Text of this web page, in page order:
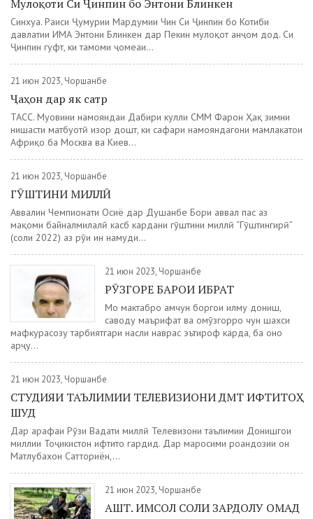
Мулоқоти Си Ҷинпин бо Энтони Блинкен
Синхуа. Раиси Ҷумҳурии Мардумии Чин Си Ҷинпин бо Котиби
давлатии ИМА Энтони Блинкен дар Пекин мулоқот анҷом дод. Си
Ҷинпин гуфт, ки тамоми ҷомеаи...
21 июн 2023, Чоршанбе
Ҷаҳон дар як сатр
ТАСС. Муовини намояндаи Дабири кулли СММ Фарҳон Ҳақ зимни
нишасти матбуотӣ изҳор дошт, ки сафари намояндагони мамлакатҳои
Африқо ба Москва ва Киев...
21 июн 2023, Чоршанбе
ГӮШТИНИ МИЛЛӢ
Аввалин Чемпионати Осиё дар Душанбе Бори аввал пас аз
мақоми байналмилалӣ касб кардани гӯштини миллӣ “Гӯштингирӣ”
(соли 2022) аз рӯи ин намуди...
21 июн 2023, Чоршанбе
РӮЗГОРЕ БАРОИ ИБРАТ
Мо мактабро ҳамчун боргоҳи илму дониш,
саводу маърифат ва омӯзгорро чун шахси
мафкурасозу тарбиятгари насли наврас эътироф карда, ба онҳо
арҷу...
21 июн 2023, Чоршанбе
СТУДИЯИ ТАЪЛИМИИ ТЕЛЕВИЗИОНИ ДМТ ИФТИТОҲ
ШУД
Дар арафаи Рӯзи Ваҳдати миллӣ Телевизони таълимии Донишгоҳи
миллии Тоҷикистон ифтитоҳ гардид. Дар маросими роҳандозии он
Матлубахон Сатториён,...
21 июн 2023, Чоршанбе
АШТ. ИМСОЛ СОЛИ ЗАРДОЛУ ОМАД